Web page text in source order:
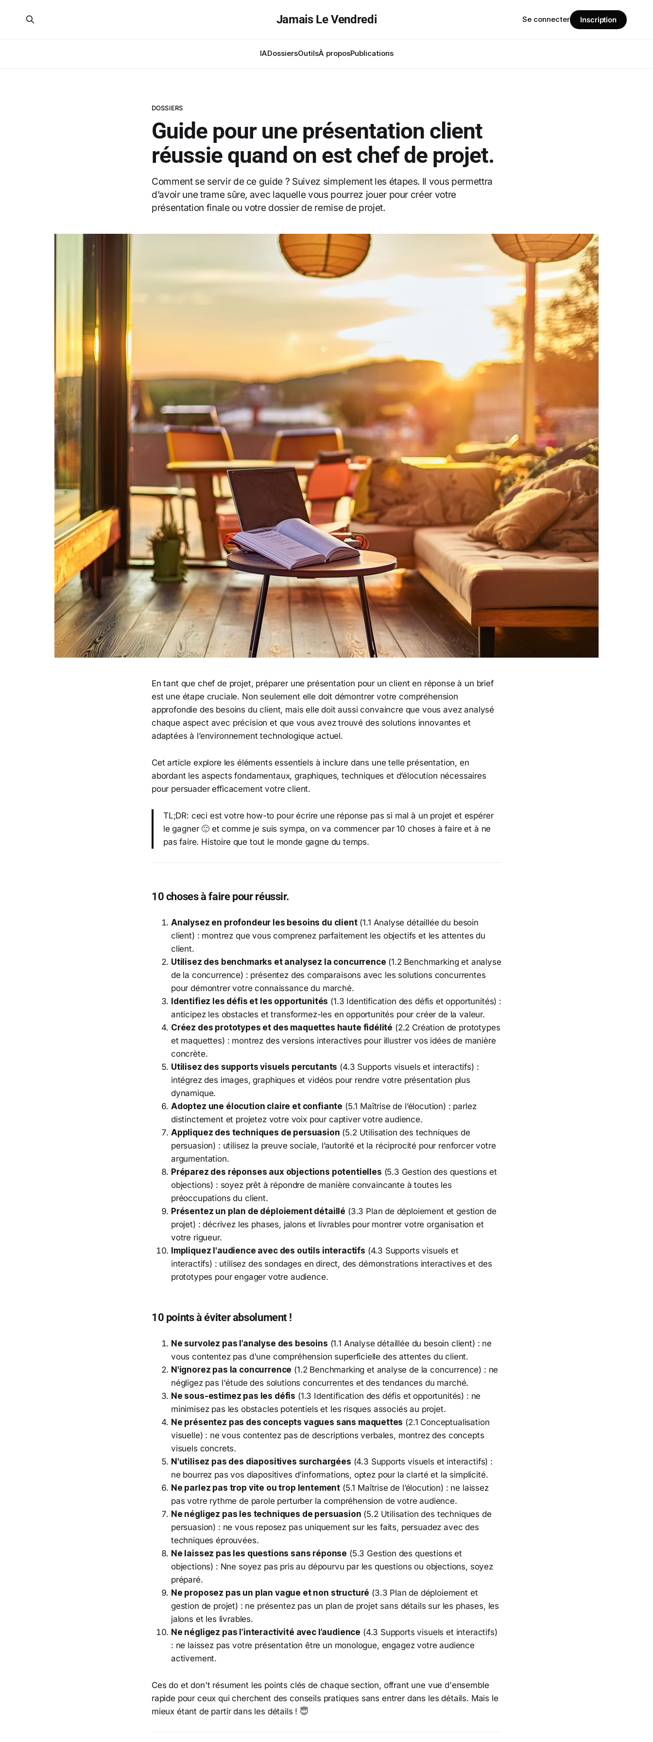
Jamais Le Vendredi
IADossiersOutilsÀ proposPublications
Se connecter Inscription
DOSSIERS
Guide pour une présentation client
réussie quand on est chef de projet.
Comment se servir de ce guide ? Suivez simplement les étapes. Il vous permettra
d’avoir une trame sûre, avec laquelle vous pourrez jouer pour créer votre
présentation finale ou votre dossier de remise de projet.
En tant que chef de projet, préparer une présentation pour un client en réponse à un brief
est une étape cruciale. Non seulement elle doit démontrer votre compréhension
approfondie des besoins du client, mais elle doit aussi convaincre que vous avez analysé
chaque aspect avec précision et que vous avez trouvé des solutions innovantes et
adaptées à l’environnement technologique actuel.
Cet article explore les éléments essentiels à inclure dans une telle présentation, en
abordant les aspects fondamentaux, graphiques, techniques et d’élocution nécessaires
pour persuader efficacement votre client.
TL;DR: ceci est votre how-to pour écrire une réponse pas si mal à un projet et espérer
le gagner 🙂 et comme je suis sympa, on va commencer par 10 choses à faire et à ne
pas faire. Histoire que tout le monde gagne du temps.
10 choses à faire pour réussir.
Analysez en profondeur les besoins du client(1.1 Analyse détaillée du besoin
client) : montrez que vous comprenez parfaitement les objectifs et les attentes du
client.
Utilisez des benchmarks et analysez la concurrence (1.2 Benchmarking et analyse
de la concurrence) : présentez des comparaisons avec les solutions concurrentes
pour démontrer votre connaissance du marché.
Identifiez les défis et les opportunités (1.3 Identification des défis et opportunités) :
anticipez les obstacles et transformez-les en opportunités pour créer de la valeur.
Créez des prototypes et des maquettes haute fidélité (2.2 Création de prototypes
et maquettes) : montrez des versions interactives pour illustrer vos idées de manière
concrète.
Utilisez des supports visuels percutants (4.3 Supports visuels et interactifs) :
intégrez des images, graphiques et vidéos pour rendre votre présentation plus
dynamique.
Adoptez une élocution claire et confiante (5.1 Maîtrise de l’élocution) : parlez
distinctement et projetez votre voix pour captiver votre audience.
Appliquez des techniques de persuasion (5.2 Utilisation des techniques de
persuasion) : utilisez la preuve sociale, l’autorité et la réciprocité pour renforcer votre
argumentation.
Préparez des réponses aux objections potentielles (5.3 Gestion des questions et
objections) : soyez prêt à répondre de manière convaincante à toutes les
préoccupations du client.
Présentez un plan de déploiement détaillé (3.3 Plan de déploiement et gestion de
projet) : décrivez les phases, jalons et livrables pour montrer votre organisation et
votre rigueur.
Impliquez l'audience avec des outils interactifs (4.3 Supports visuels et
interactifs) : utilisez des sondages en direct, des démonstrations interactives et des
prototypes pour engager votre audience.
10 points à éviter absolument !
Ne survolez pas l’analyse des besoins (1.1 Analyse détaillée du besoin client) : ne
vous contentez pas d'une compréhension superficielle des attentes du client.
N'ignorez pas la concurrence (1.2 Benchmarking et analyse de la concurrence) : ne
négligez pas l'étude des solutions concurrentes et des tendances du marché.
Ne sous-estimez pas les défis (1.3 Identification des défis et opportunités) : ne
minimisez pas les obstacles potentiels et les risques associés au projet.
Ne présentez pas des concepts vagues sans maquettes (2.1 Conceptualisation
visuelle) : ne vous contentez pas de descriptions verbales, montrez des concepts
visuels concrets.
N'utilisez pas des diapositives surchargées (4.3 Supports visuels et interactifs) :
ne bourrez pas vos diapositives d'informations, optez pour la clarté et la simplicité.
Ne parlez pas trop vite ou trop lentement (5.1 Maîtrise de l’élocution) : ne laissez
pas votre rythme de parole perturber la compréhension de votre audience.
Ne négligez pas les techniques de persuasion (5.2 Utilisation des techniques de
persuasion) : ne vous reposez pas uniquement sur les faits, persuadez avec des
techniques éprouvées.
Ne laissez pas les questions sans réponse (5.3 Gestion des questions et
objections) : Nne soyez pas pris au dépourvu par les questions ou objections, soyez
préparé.
Ne proposez pas un plan vague et non structuré (3.3 Plan de déploiement et
gestion de projet) : ne présentez pas un plan de projet sans détails sur les phases, les
jalons et les livrables.
Ne négligez pas l’interactivité avec l’audience (4.3 Supports visuels et interactifs)
: ne laissez pas votre présentation être un monologue, engagez votre audience
activement.
Ces do et don't résument les points clés de chaque section, offrant une vue d'ensemble
rapide pour ceux qui cherchent des conseils pratiques sans entrer dans les détails. Mais le
mieux étant de partir dans les détails ! 😇